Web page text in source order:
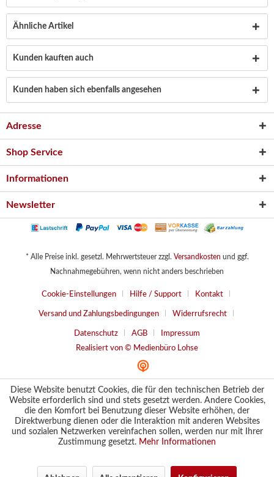
Ähnliche Artikel
Kunden kauften auch
Kunden haben sich ebenfalls angesehen
Adresse
Shop Service
Informationen
Newsletter
* Alle Preise inkl. gesetzl. Mehrwertsteuer zzgl. Versandkosten und ggf.
Nachnahmegebühren, wenn nicht anders beschrieben
Cookie-Einstellungen Hilfe / Support Kontakt
Versand und Zahlungsbedingungen Widerrufsrecht
Datenschutz AGB
Impressum
Realisiert von © Medienbüro Lohse
Diese Website benutzt Cookies, die für den technischen Betrieb der
Website erforderlich sind und stets gesetzt werden. Andere Cookies,
die den Komfort bei Benutzung dieser Website erhöhen, der
Direktwerbung dienen oder die Interaktion mit anderen Websites
und sozialen Netzwerken vereinfachen sollen, werden nur mit Ihrer
Zustimmung gesetzt. Mehr Informationen